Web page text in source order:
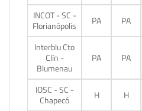
INCOT - SC -
Florianópolis
PA PA
Interblu Cto
Clín -
Blumenau
PA PA
IOSC - SC -
Chapecó
H H